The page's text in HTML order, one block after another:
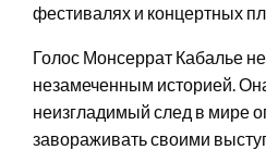
фестивалях и концертных
Голос Монсеррат Кабалье
незамеченным историей.
неизгладимый след в мире
завораживать своими